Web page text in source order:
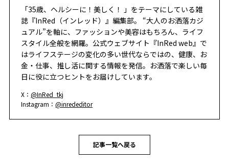
「35歳、ヘルシーに！美しく！ 」をテーマにしている雑
誌『InRed（インレッド）』編集部。 “大人のお洒落カジ
ュアル”を軸に、ファッションや美容はもちろん、ライフ
スタイル全般を網羅。公式ウェブサイト『InRed web』で
はライフステージの変化の多い世代ならではの、健康、お
金・仕事、推し活に関する情報を発信。お洒落で楽しい毎
日に役に立つヒントをお届けしています。
X：@InRed_tkj
Instagram：@inrededitor
記事一覧へ戻る